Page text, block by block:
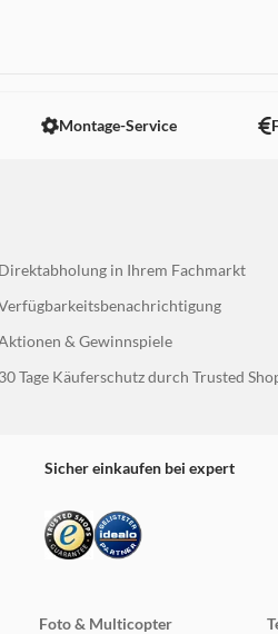
Dank HDR in bis zu
musst.
sich auf das
Montage-Service
Direktabholung in Ihrem Fachmarkt
& Gewinnspiele
30 Tage Käuferschutz durch Trusted
Sicher einkaufen bei expert
Foto & Multicopter